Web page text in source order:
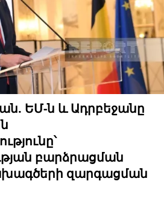
ԵՄ-ն և Ադրբեջանը
բարձրացման
զարգացման